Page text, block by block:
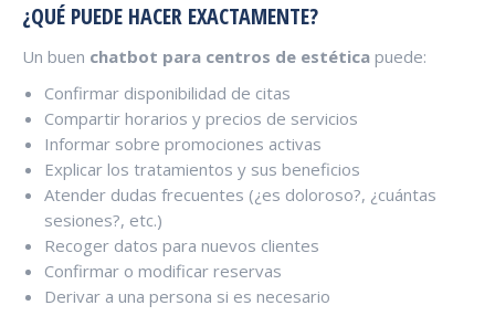
¿QUÉ PUEDE HACER EXACTAMENTE?
Un buen chatbot para centros de estética puede:
Confirmar disponibilidad de citas
Compartir horarios y precios de servicios
Informar sobre promociones activas
Explicar los tratamientos y sus beneficios
Atender dudas frecuentes (¿es doloroso?, ¿cuántas
sesiones?, etc.)
Recoger datos para nuevos clientes
Confirmar o modificar reservas
Derivar a una persona si es necesario